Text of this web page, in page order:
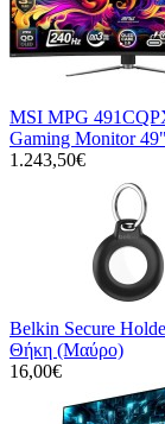
MSI MPG
Gaming Monitor
1.243,50€
Belkin Secure
Θήκη (Μαύρο)
16,00€